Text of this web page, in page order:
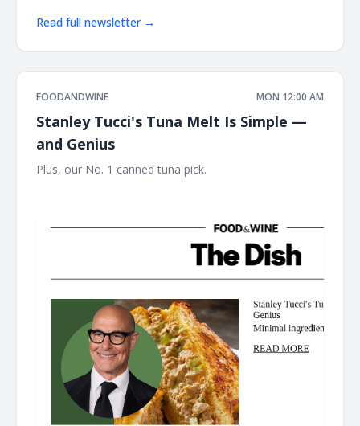
Read full newsletter →
FOODANDWINE MON 12:00 AM
Stanley Tucci's Tuna Melt Is Simple —
and Genius
Plus, our No. 1 canned tuna pick. ‌ ‌ ‌ ‌ ‌ ‌ ‌ ‌ ‌ ‌ ‌ ‌ ‌ ‌ ‌ ‌ ‌ ‌ ‌ ‌ ‌ ‌ ‌ ‌ ‌ ‌ ‌ ‌ ‌ ‌ ‌ ‌ ‌ ‌ ‌ ‌